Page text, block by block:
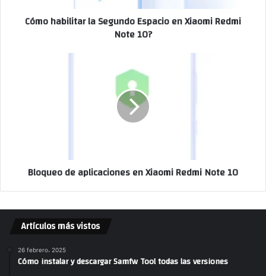
Cómo habilitar la Segundo Espacio en Xiaomi Redmi
Note 10?
Bloqueo de aplicaciones en Xiaomi Redmi Note 10
Artículos más vistos
26 febrero، 2025
Cómo instalar y descargar Samfw Tool todas las versiones